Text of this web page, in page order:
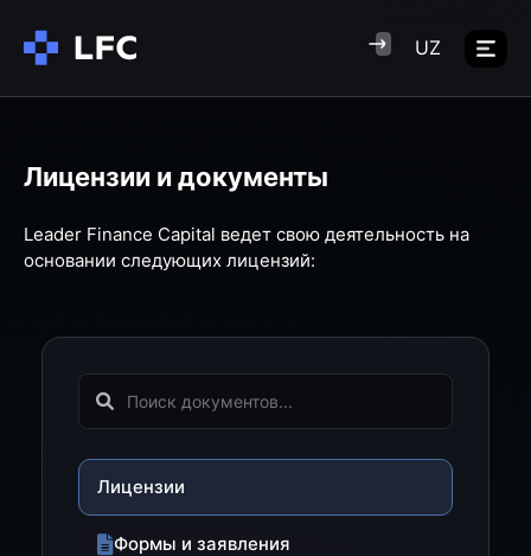
UZ
Лицензии и документы
Leader Finance Capital ведет свою деятельность на
основании следующих лицензий:
Лицензии
Формы и заявления